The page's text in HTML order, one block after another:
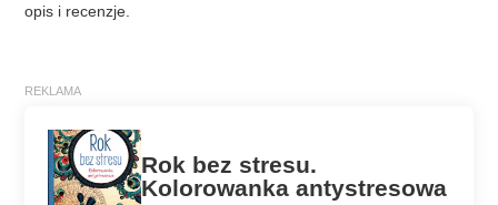
opis i recenzje.